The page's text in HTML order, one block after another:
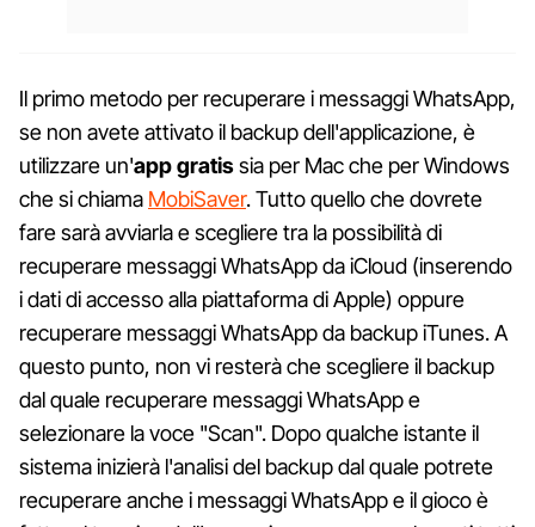
Il primo metodo per recuperare i messaggi WhatsApp,
se non avete attivato il backup dell'applicazione, è
utilizzare un'app gratissia per Mac che per Windows
che si chiama MobiSaver. Tutto quello che dovrete
fare sarà avviarla e scegliere tra la possibilità di
recuperare messaggi WhatsApp da iCloud (inserendo
i dati di accesso alla piattaforma di Apple) oppure
recuperare messaggi WhatsApp da backup iTunes. A
questo punto, non vi resterà che scegliere il backup
dal quale recuperare messaggi WhatsApp e
selezionare la voce "Scan". Dopo qualche istante il
sistema inizierà l'analisi del backup dal quale potrete
recuperare anche i messaggi WhatsApp e il gioco è